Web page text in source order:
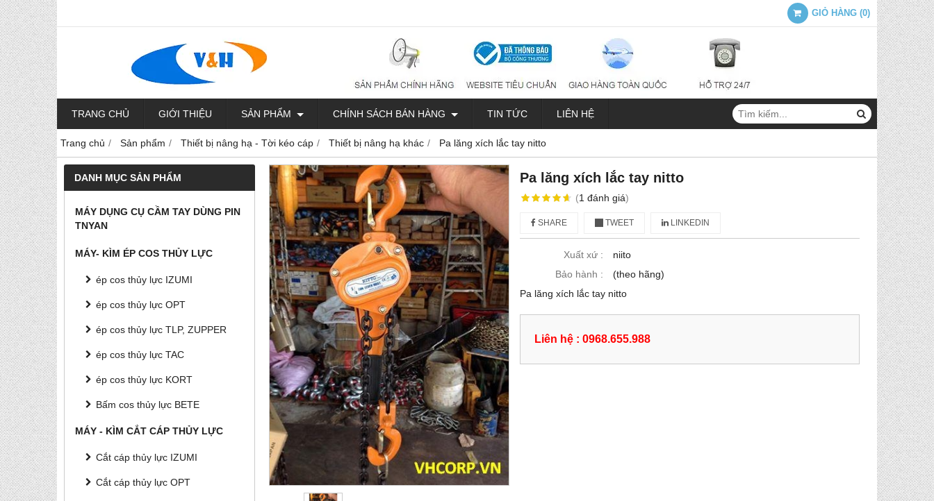
GIỎ HÀNG (0)
TRANG CHỦ GIỚI THIỆU SẢN PHẨM CHÍNH SÁCH BÁN HÀNG TIN TỨC LIÊN HỆ
Trang chủ Sản phẩm Thiết bị nâng hạ - Tời kéo cáp Thiết bị nâng hạ khác Pa lăng xích lắc tay nitto
DANH MỤC SẢN PHẨM
MÁY DỤNG CỤ CẦM TAY DÙNG PIN
TNYAN
MÁY- KÌM ÉP COS THỦY LỰC
ép cos thủy lực IZUMI
ép cos thủy lực OPT
ép cos thủy lực TLP, ZUPPER
ép cos thủy lực TAC
ép cos thủy lực KORT
Bấm cos thủy lực BETE
MÁY - KÌM CẮT CÁP THỦY LỰC
Cắt cáp thủy lực IZUMI
Cắt cáp thủy lực OPT
Pa lăng xích lắc tay nitto
(1 đánh giá)
SHARE TWEET LINKEDIN
Xuất xứ :
niito
Bảo hành :
(theo hãng)
Pa lăng xích lắc tay nitto
Liên hệ : 0968.655.988